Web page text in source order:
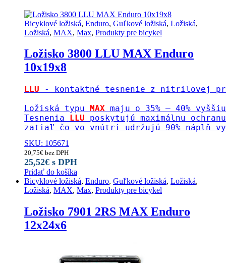
Bicyklové ložiská, Enduro, Guľkové ložiská, Ložiská,
Ložiská, MAX, Max, Produkty pre bicykel
Ložisko 3800 LLU MAX Enduro
10x19x8
LLU - kontaktné tesnenie z nitrilovej
Ložiská typu
MAX maju o 35% – 40%
Tesnenia
LLU poskytujú maximálnu
zatiaľ čo vo vnútri udržujú 90% náplň
SKU: 105671
20,75€ bez DPH
25,52€ s DPH
Pridať do košíka
Bicyklové ložiská, Enduro, Guľkové ložiská, Ložiská,
Ložiská, MAX, Max, Produkty pre bicykel
Ložisko 7901 2RS MAX Enduro
12x24x6